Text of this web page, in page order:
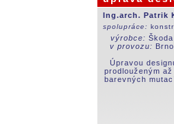
Ing.arch. Patrik
spolupráce:
výrobce:
v provozu:
Úpravou
prodlouženým
barevných